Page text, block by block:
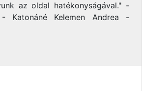
az oldal hatékonyságával." -
Katonáné Kelemen Andrea -